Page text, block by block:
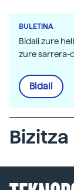
BULETINA
Bidali zure
zure sarrera-
Bidali
Bizitza